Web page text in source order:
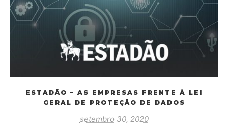
ESTADÃO – AS EMPRESAS FRENTE À LEI
GERAL DE PROTEÇÃO DE DADOS
setembro 30, 2020